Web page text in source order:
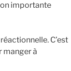
importante
C’est
manger à